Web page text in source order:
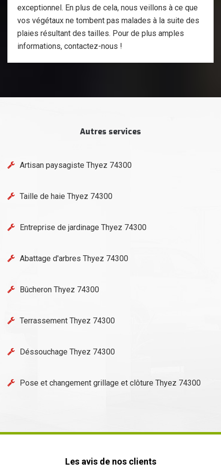
exceptionnel. En plus de cela, nous veillons à ce que
vos végétaux ne tombent pas malades à la suite des
plaies résultant des tailles. Pour de plus amples
informations, contactez-nous !
Autres services
Artisan paysagiste Thyez 74300
Taille de haie Thyez 74300
Entreprise de jardinage Thyez 74300
Abattage d'arbres Thyez 74300
Bûcheron Thyez 74300
Terrassement Thyez 74300
Déssouchage Thyez 74300
Pose et changement grillage et clôture Thyez 74300
Les avis de nos clients